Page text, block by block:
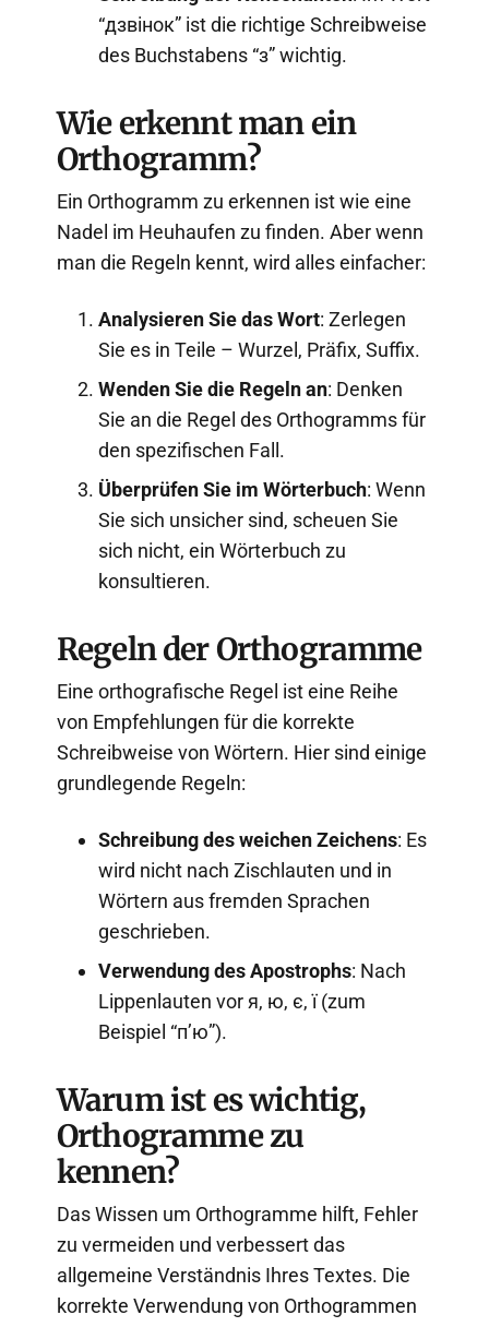
“дзвінок” ist die richtige Schreibweise
des Buchstabens “з” wichtig.
Wie erkennt man ein
Orthogramm?
Ein Orthogramm zu erkennen ist wie eine
Nadel im Heuhaufen zu finden. Aber wenn
man die Regeln kennt, wird alles einfacher:
Analysieren Sie das Wort: Zerlegen
Sie es in Teile – Wurzel, Präfix, Suffix.
Wenden Sie die Regeln an: Denken
Sie an die Regel des Orthogramms für
den spezifischen Fall.
Überprüfen Sie im Wörterbuch: Wenn
Sie sich unsicher sind, scheuen Sie
sich nicht, ein Wörterbuch zu
konsultieren.
Regeln der Orthogramme
Eine orthografische Regel ist eine Reihe
von Empfehlungen für die korrekte
Schreibweise von Wörtern. Hier sind einige
grundlegende Regeln:
Schreibung des weichen Zeichens: Es
wird nicht nach Zischlauten und in
Wörtern aus fremden Sprachen
geschrieben.
Verwendung des Apostrophs: Nach
Lippenlauten vor я, ю, є, ї (zum
Beispiel “п’ю”).
Warum ist es wichtig,
Orthogramme zu
kennen?
Das Wissen um Orthogramme hilft, Fehler
zu vermeiden und verbessert das
allgemeine Verständnis Ihres Textes. Die
korrekte Verwendung von Orthogrammen